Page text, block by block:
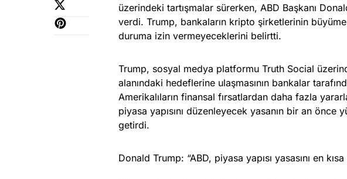
üzerindeki tartışmalar sürerken, ABD Başkanı
verdi. Trump, bankaların kripto şirketlerinin
duruma izin vermeyeceklerini belirtti.
Trump, sosyal medya platformu Truth Social
alanındaki hedeflerine ulaşmasının bankalar
Amerikalıların finansal fırsatlardan daha fazla
piyasa yapısını düzenleyecek yasanın bir an
getirdi.
Donald Trump: “ABD, piyasa yapısı yasasını en